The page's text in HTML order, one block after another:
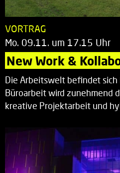
VORTRAG
Mo. 09.11. um 17.15 Uhr
New Work &
Die Arbeitswelt befindet sich
Büroarbeit wird zunehmend
kreative Projektarbeit und